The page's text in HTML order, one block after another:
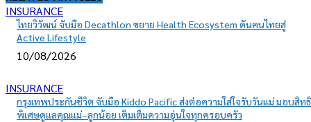
INSURANCE
ไทยวิวัฒน์ จับมือ Decathlon ขยาย Health Ecosystem ดันคนไทยสู่
Active Lifestyle
10/08/2026
INSURANCE
กรุงเทพประกันชีวิต จับมือ Kiddo Pacific ส่งต่อความใส่ใจรับวันแม่ มอบสิทธิ
พิเศษดูแลคุณแม่–ลูกน้อย เติมเต็มความอุ่นใจทุกครอบครัว